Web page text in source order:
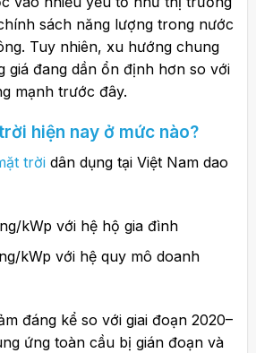
sách năng lượng trong nước
Tuy nhiên, xu hướng chung
giá đang dần ổn định hơn so với
mạnh trước đây.
hiện nay ở mức nào?
trờidân dụng tại Việt Nam dao
kWp với hệ hộ gia đình
kWp với hệ quy mô doanh
đáng kể so với giai đoạn 2020–
ứng toàn cầu bị gián đoạn và